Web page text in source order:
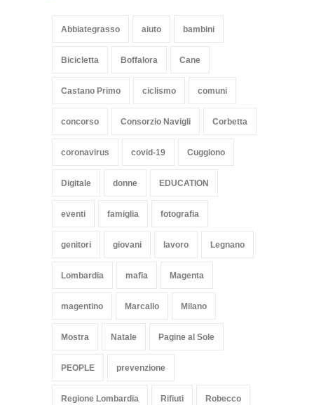
Abbiategrasso aiuto bambini
Bicicletta Boffalora Cane
Castano Primo ciclismo comuni
concorso Consorzio Navigli Corbetta
coronavirus covid-19 Cuggiono
Digitale donne EDUCATION
eventi famiglia fotografia
genitori giovani lavoro Legnano
Lombardia mafia Magenta
magentino Marcallo Milano
Mostra Natale Pagine al Sole
PEOPLE prevenzione
Regione Lombardia Rifiuti Robecco